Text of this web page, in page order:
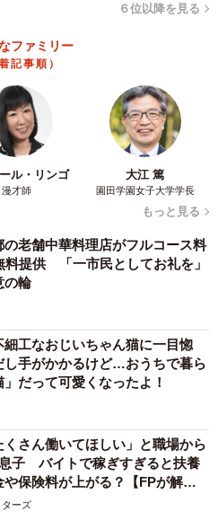
６位以降を見る
ファミリー
記事順）
ル・リンゴ
漫才師
大江 篤
園田学園女子大学学長
もっと見る
の老舗中華料理店がフルコース料
料提供 「一市民としてお礼を」
の輪
細工なおじいちゃん猫に一目惚
手がかかるけど…おうちで暮ら
だって可愛くなったよ！
くさん働いてほしい」と職場から
子 バイトで稼ぎすぎると扶養
や保険料が上がる？【FPが解
ターズ